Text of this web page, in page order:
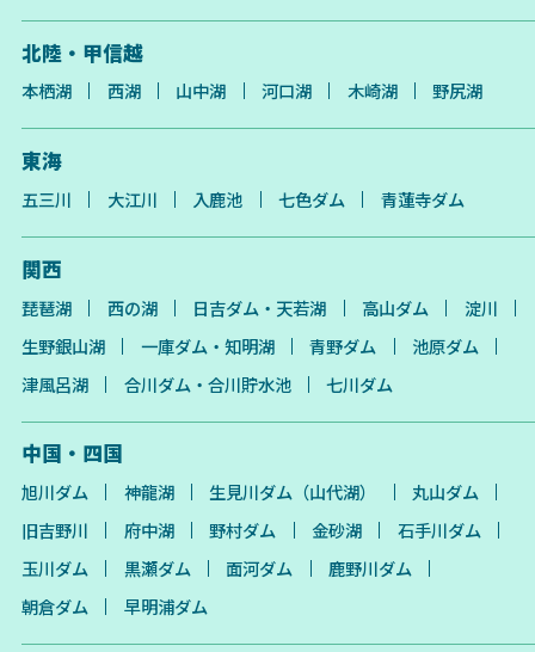
北陸・甲信越
本栖湖 西湖 山中湖 河口湖 木崎湖 野尻湖
東海
五三川 大江川 入鹿池 七色ダム 青蓮寺ダム
関西
琵琶湖 西の湖 日吉ダム・天若湖 高山ダム
淀川
生野銀山湖
一庫ダム・知明湖 青野ダム
池原ダム
津風呂湖
合川ダム・合川貯水池 七川ダム
中国・四国
旭川ダム 神龍湖 生見川ダム（山代湖）
丸山ダム
旧吉野川
府中湖 野村ダム 金砂湖
石手川ダム
玉川ダム
黒瀬ダム 面河ダム
鹿野川ダム
朝倉ダム
早明浦ダム